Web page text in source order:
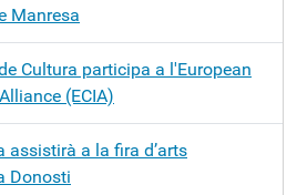
Manresa
Cultura participa a l'European
(ECIA)
assistirà a la fira d’arts
Donosti